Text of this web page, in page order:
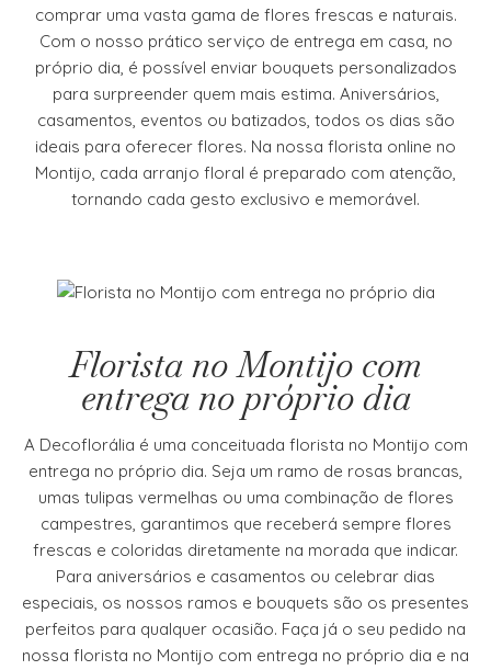
comprar uma vasta gama de flores frescas e naturais.
Com o nosso prático serviço de entrega em casa, no
próprio dia, é possível enviar bouquets personalizados
para surpreender quem mais estima. Aniversários,
casamentos, eventos ou batizados, todos os dias são
ideais para oferecer flores. Na nossa florista online no
Montijo, cada arranjo floral é preparado com atenção,
tornando cada gesto exclusivo e memorável.
Florista no Montijo com
entrega no próprio dia
A Decoflorália é uma conceituada florista no Montijo com
entrega no próprio dia. Seja um ramo de rosas brancas,
umas tulipas vermelhas ou uma combinação de flores
campestres, garantimos que receberá sempre flores
frescas e coloridas diretamente na morada que indicar.
Para aniversários e casamentos ou celebrar dias
especiais, os nossos ramos e bouquets são os presentes
perfeitos para qualquer ocasião. Faça já o seu pedido na
nossa florista no Montijo com entrega no próprio dia e na